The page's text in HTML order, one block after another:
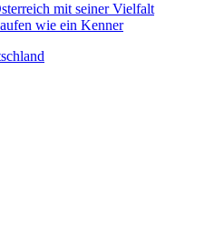
mit seiner Vielfalt
wie ein Kenner